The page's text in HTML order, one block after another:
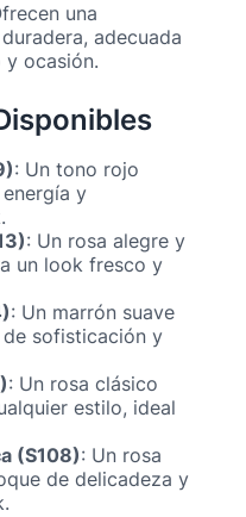
una
adecuada
y ocasión.
: Un tono rojo
y
: Un rosa alegre y
un look fresco y
: Un marrón suave
sofisticación y
: Un rosa clásico
estilo, ideal
(S108): Un rosa
de delicadeza y